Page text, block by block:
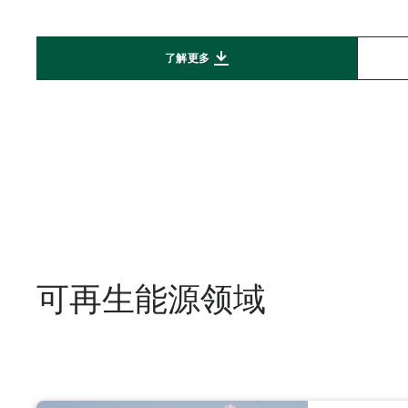
了解更多
可再生能源领域